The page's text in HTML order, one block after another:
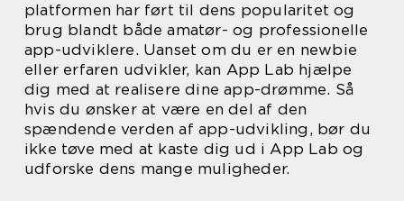
platformen har ført til dens popularitet og
brug blandt både amatør- og professionelle
app-udviklere. Uanset om du er en newbie
eller erfaren udvikler, kan App Lab hjælpe
dig med at realisere dine app-drømme. Så
hvis du ønsker at være en del af den
spændende verden af app-udvikling, bør du
ikke tøve med at kaste dig ud i App Lab og
udforske dens mange muligheder.